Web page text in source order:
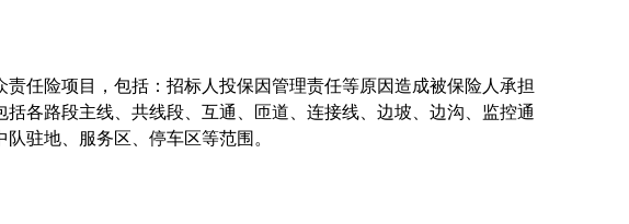
任险项目，包括：招标人投保因管理责任等原因造成被保险人承担
各路段主线、共线段、互通、匝道、连接线、边坡、边沟、监控通
驻地、服务区、停车区等范围。